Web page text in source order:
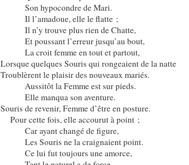
Son hypocondre de Mari.
Il l’amadoue, elle le flatte ;
Il n’y trouve plus rien de Chatte,
Et poussant l’erreur jusqu’au bout,
La croit femme en tout et partout,
Lorsque quelques Souris qui rongeaient de la natte
Troublèrent le plaisir des nouveaux mariés.
Aussitôt la Femme est sur pieds.
Elle manqua son aventure.
Souris de revenir, Femme d’être en posture.
Pour cette fois, elle accourut à point ;
Car ayant changé de figure,
Les Souris ne la craignaient point.
Ce lui fut toujours une amorce,